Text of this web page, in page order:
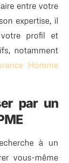
entre votre
expertise, il
profil et
notamment
Homme
par un
à un
vous-même